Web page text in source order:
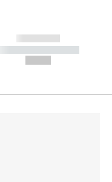
------------
----------- -----------